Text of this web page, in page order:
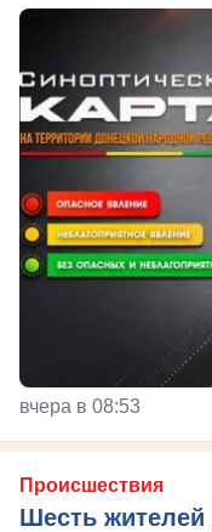
вчера в 08:53
Происшествия
Шесть